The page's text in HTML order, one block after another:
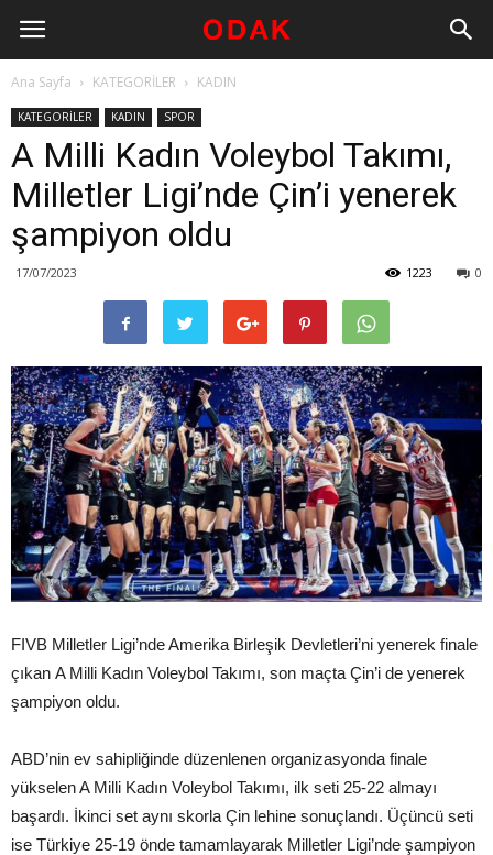
Ana Sayfa KATEGORİLER KADIN
KATEGORİLER KADIN SPOR
A Milli Kadın Voleybol Takımı,
Milletler Ligi’nde Çin’i yenerek
şampiyon oldu
17/07/2023 0
1223
FIVB Milletler Ligi’nde Amerika Birleşik Devletleri’ni yenerek finale
çıkan A Milli Kadın Voleybol Takımı, son maçta Çin’i de yenerek
şampiyon oldu.
ABD’nin ev sahipliğinde düzenlenen organizasyonda finale
yükselen A Milli Kadın Voleybol Takımı, ilk seti 25-22 almayı
başardı. İkinci set aynı skorla Çin lehine sonuçlandı. Üçüncü seti
ise Türkiye 25-19 önde tamamlayarak Milletler Ligi’nde şampiyon